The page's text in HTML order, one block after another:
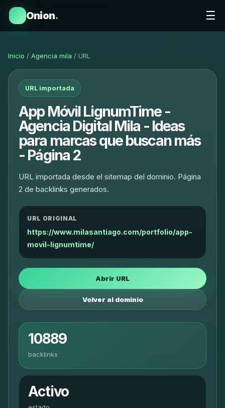
Onion. ☰
Inicio / Agencia mila / URL
URL importada
App Móvil LignumTime -
Agencia Digital Mila - Ideas
para marcas que buscan más
- Página 2
URL importada desde el sitemap del dominio. Página
2 de backlinks generados.
URL ORIGINAL
https://www.milasantiago.com/portfolio/app-
movil-lignumtime/
Abrir URL
Volver al dominio
10889
backlinks
Activo